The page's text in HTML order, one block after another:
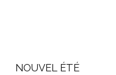
NOUVEL ÉTÉ